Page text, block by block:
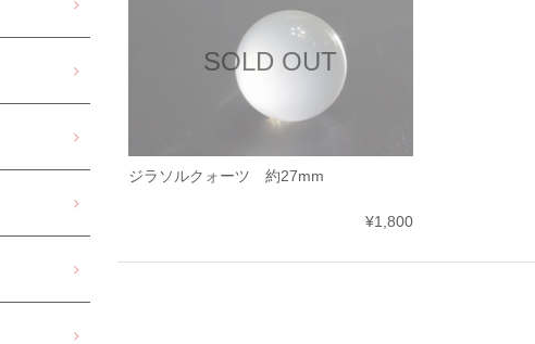
SOLD OUT
ジラソルクォーツ 約27mm
¥1,800